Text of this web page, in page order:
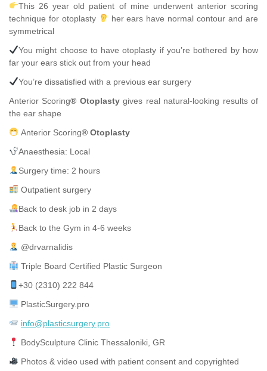
This 26 year old patient of mine underwent anterior scoring
technique for otoplasty
her ears have normal contour and are
symmetrical
You might choose to have otoplasty if you’re bothered by how
far your ears stick out from your head
You’re dissatisfied with a previous ear surgery
Anterior Scoring® Otoplastygives real natural-looking results of
the ear shape
Anterior Scoring® Otoplasty
Anaesthesia: Local
Surgery time: 2 hours
Outpatient surgery
Back to desk job in 2 days
Back to the Gym in 4-6 weeks
@drvarnalidis⠀⠀⠀⠀⠀
Triple Board Certified Plastic Surgeon⠀
+30 (2310) 222 844
PlasticSurgery.pro⠀
info@plasticsurgery.pro
BodySculpture Clinic Thessaloniki, GR
Photos & video used with patient consent and copyrighted